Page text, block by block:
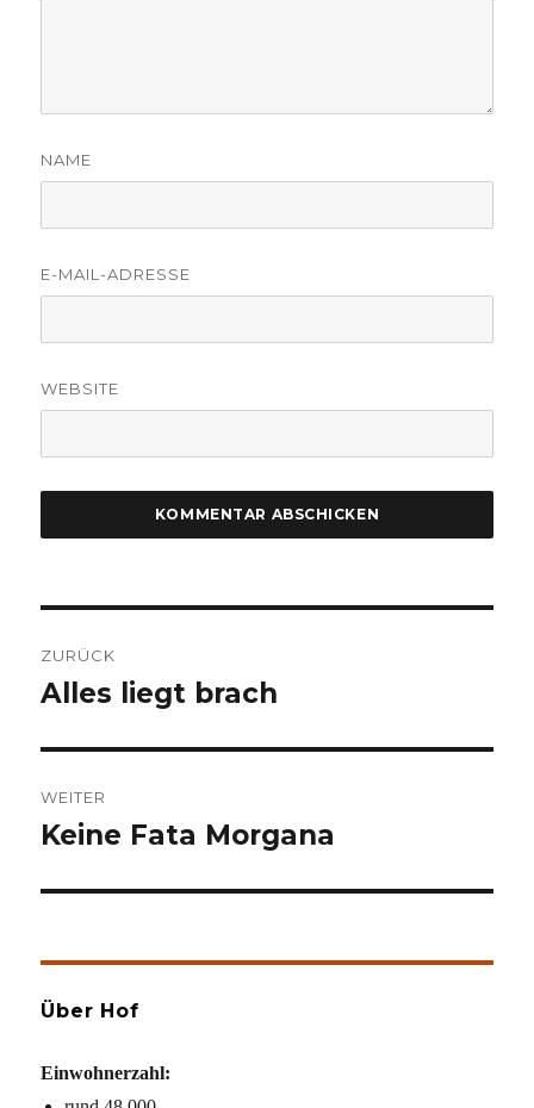
NAME
E-MAIL-ADRESSE
WEBSITE
ZURÜCK
Vorheriger
Alles liegt brach
WEITER
Nächster
Keine Fata Morgana
Über Hof
Einwohnerzahl: